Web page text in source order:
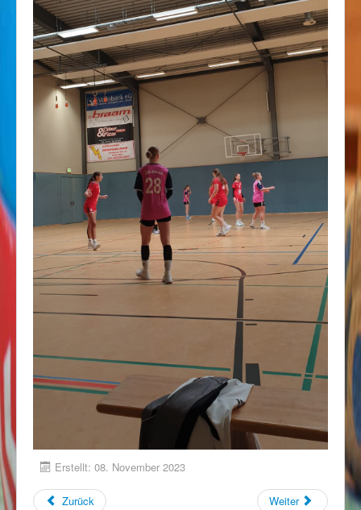
Erstellt: 08. November 2023
Zurück Weiter